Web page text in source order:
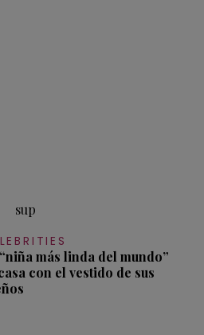
sup
más linda del mundo”
con el vestido de sus